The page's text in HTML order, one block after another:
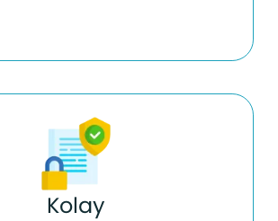
Kolay